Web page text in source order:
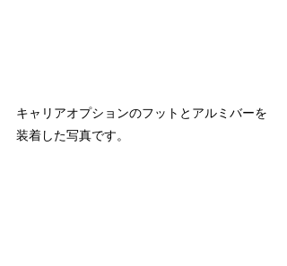
キャリアオプションのフットとアルミバーを
装着した写真です。